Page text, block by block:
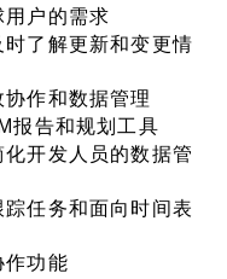
户的需求
了解更新和变更情
作和数据管理
报告和规划工具
开发人员的数据管
任务和面向时间表
作功能